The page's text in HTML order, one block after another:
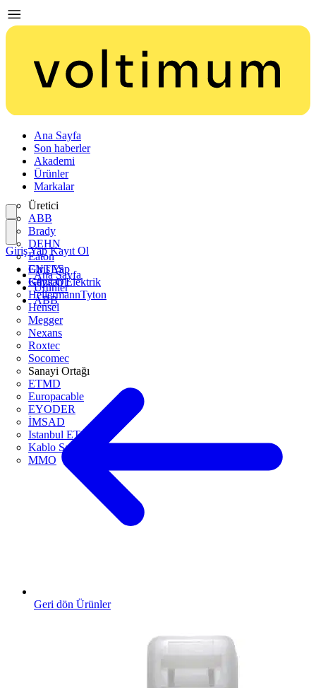
Ana Sayfa
Son haberler
Akademi
Ürünler
Markalar
Üretici
ABB
Brady
DEHN
Eaton
ENTES
Günsan Elektrik
HellermannTyton
Hensel
Megger
Nexans
Roxtec
Socomec
Sanayi Ortağı
ETMD
Europacable
EYODER
İMSAD
Istanbul ETO
Kablo Sanayicileri Derneği
MMO
Giriş Yap
Kayıt Ol
Giriş Yap Kayıt Ol
Ana Sayfa
Ürünler
ABB
Geri dön Ürünler